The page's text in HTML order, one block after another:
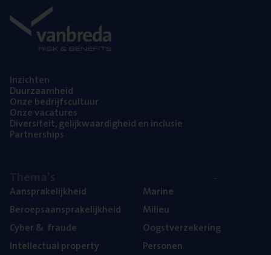
Inzich­ten
Duur­zaam­heid
Onze bedrijfs­cul­tuur
Onze vaca­tu­res
Diver­si­teit, gelijk­waar­dig­heid en inclusie
Part­ner­ships
Aan­spra­ke­lijk­heid
Beroeps­aan­spra­ke­lijk­heid
Cyber& fraude
Intel­lec­tu­al property
Mari­ne
Mili­eu
Oogst­ver­ze­ke­ring
Per­so­nen